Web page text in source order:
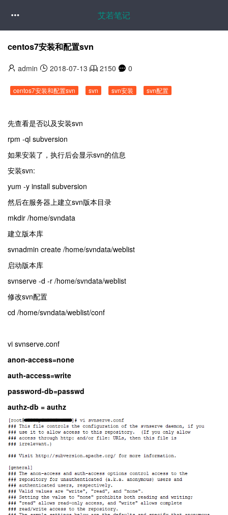
艾若笔记
centos7安装和配置svn
admin 2018-07-13 2150 0
centos7安装和配置svn svn svn安装 svn配置
先查看是否以及安装svn
rpm -ql subversion
如果安装了，执行后会显示svn的信息
安装svn:
yum -y install subversion
然后在服务器上建立svn版本目录
mkdir /home/svndata
建立版本库
svnadmin create /home/svndata/weblist
启动版本库
svnserve -d -r /home/svndata/weblist
修改svn配置
cd /home/svndata/weblist/conf
vi svnserve.conf
anon-access=none
auth-access=write
password-db=passwd
authz-db = authz
